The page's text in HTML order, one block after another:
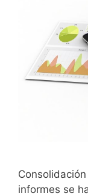
informes se